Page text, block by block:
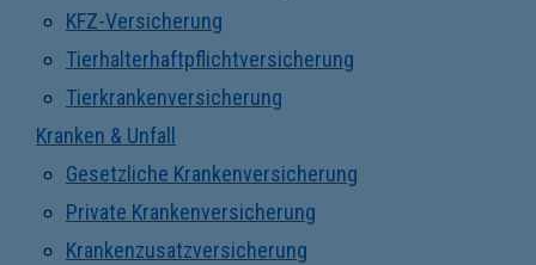
KFZ-Versicherung
Tierhalterhaftpflichtversicherung
Tierkrankenversicherung
Kranken & Unfall
Gesetzliche Krankenversicherung
Private Krankenversicherung
Krankenzusatzversicherung